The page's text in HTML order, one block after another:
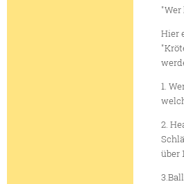
Hier
1.
2.
über